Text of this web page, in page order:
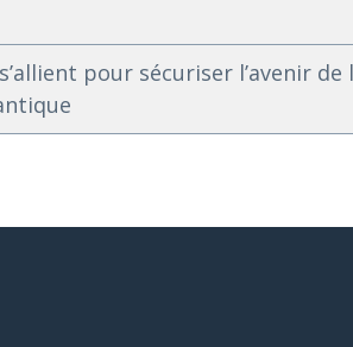
pour sécuriser l’avenir